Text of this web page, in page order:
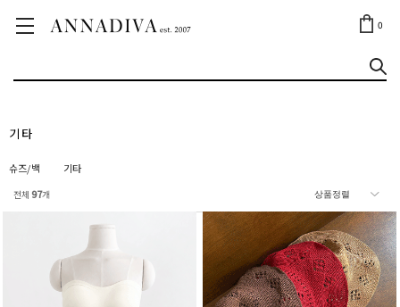
0
ANNA JEWELRY
기타
슈즈/백 기타
전체 97개